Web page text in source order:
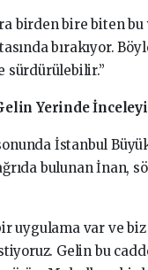
birden bire biten
bırakıyor.
sürdürülebilir.”
Yerinde
İstanbul
bulunan İnan,
uygulama var ve
Gelin bu